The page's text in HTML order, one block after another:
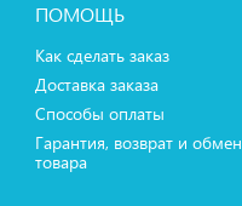
ПОМОЩЬ
Как сделать заказ
Доставка заказа
Способы оплаты
Гарантия, возврат и обмен
товара